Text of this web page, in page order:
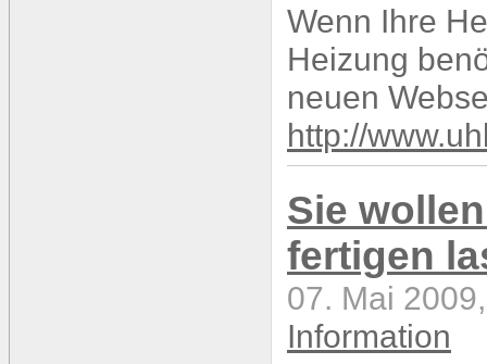
Wenn Ihre
Heizung
neuen
http://
Sie
fertigen
07. Mai
Information